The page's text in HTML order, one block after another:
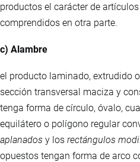
productos el carácter de
comprendidos en otra parte.
c) Alambre
el producto laminado, extrudido
sección transversal maciza y
tenga forma de círculo, óvalo,
equilátero o polígono regular
aplanados y los rectángulos
opuestos tengan forma de arco